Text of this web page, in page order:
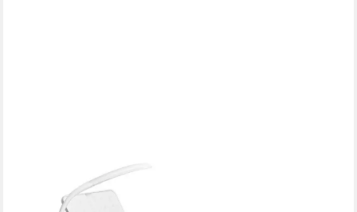
Kinderschreibtisch, mit Stuhl, Lampe & Schublade,
höhenverstellbar